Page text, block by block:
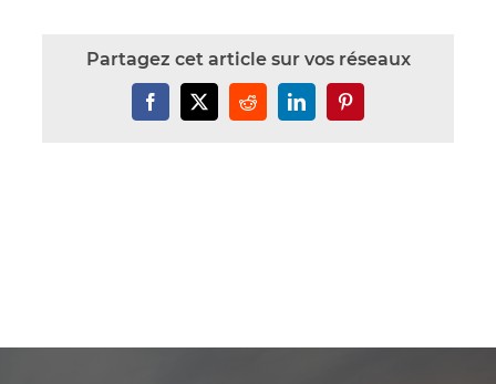
Partagez cet article sur vos réseaux
Facebook
X RedditLinkedInPinterest